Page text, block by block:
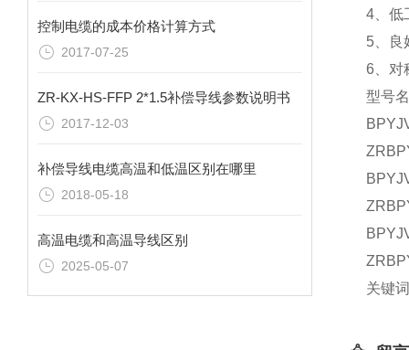
控制电缆的成本价格计算方式
2017-07-25
ZR-KX-HS-FFP 2*1.5补偿导线参数说明书
2017-12-03
补偿导线电缆高温和低温区别在哪里
2018-05-18
高温电缆和高温导线区别
2025-05-07
4、低
5、良
6、对
型号
关键